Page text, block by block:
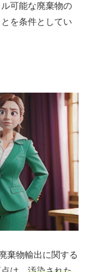
可能な廃棄物の
を条件としてい
棄物輸出に関する